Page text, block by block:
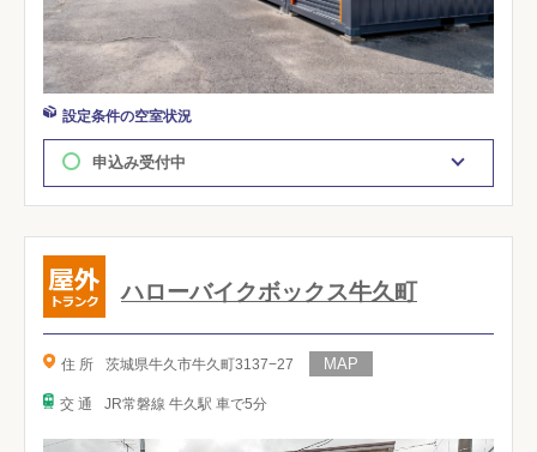
設定条件の空室状況
申込み受付中
ハローバイクボックス牛久町
住 所 茨城県牛久市牛久町3137−27
交 通 JR常磐線 牛久駅 車で5分